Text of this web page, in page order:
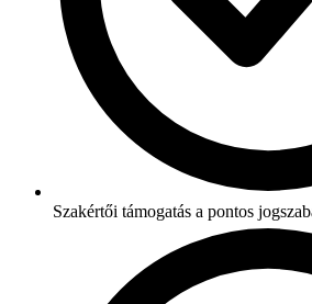
Szakértői támogatás a pontos